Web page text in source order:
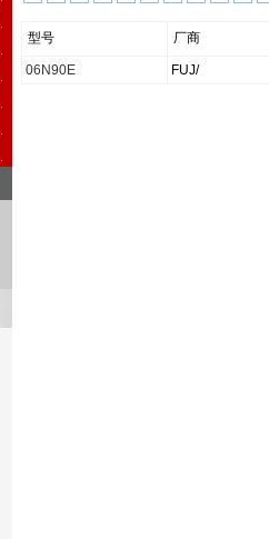
型号 厂商
06N90E FUJ/